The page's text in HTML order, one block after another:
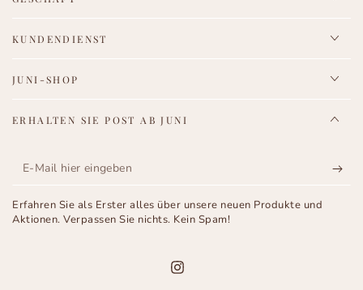
KUNDENDIENST
JUNI-SHOP
ERHALTEN SIE POST AB JUNI
E-
hier
Erfahren Sie als Erster alles über unsere neuen Produkte und
Aktionen. Verpassen Sie nichts. Kein Spam!
Instagram